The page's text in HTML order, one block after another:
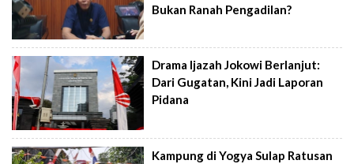
Bukan Ranah Pengadilan?
Drama Ijazah Jokowi Berlanjut:
Dari Gugatan, Kini Jadi Laporan
Pidana
Kampung di Yogya Sulap Ratusan